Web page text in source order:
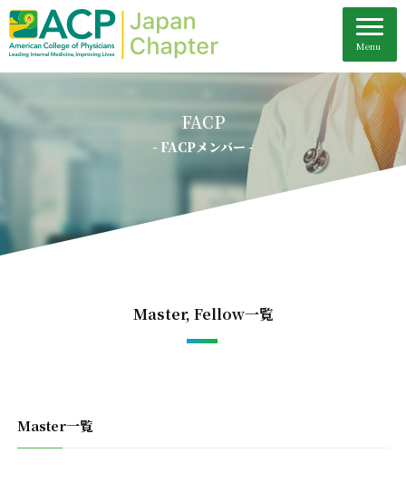
FACP
- FACPメンバー -
Master, Fellow一覧
Master一覧